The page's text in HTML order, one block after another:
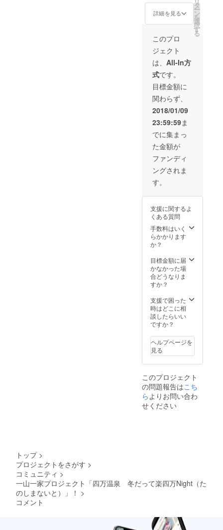
高級の
大吟醸
をお送
りいた
します
以下、
別途発
送 ■四
万温泉
季節の
贈り物
春（5
月）、
夏（8
月）、
秋（9
月）、
冬（12
月）発
送予定
■中之条
町のお
『花ゆ
り』
３０ｋ
ｇ ■特
上米味
噌 10
自由に
四万温
泉を視
察・試
食・試
飲・ア
クティ
ビ
ティー
体験・
温泉を
堪能。
地元民
との意
見交換
会や懇
親会を
企画し
ていま
す。
詳細を見る
タ
ー
ン
を
選
択
す
る
このプロ
ジェクト
は、 All-In方
式です。
目標金額に
関わらず、
2018/01/09
23:59:59ま
でに集まっ
た金額が
ファンディ
ングされま
す。
支援に関するよ
くある質問
手数料はいく
らかかります
か？
目標金額に届
かなかった場
合どうなりま
すか？
支援で困った
時はどこに相
談したらいい
ですか？
ヘルプページを
見る
このプロジェクト
の問題報告はこち
ら よりお問い合わ
せください
トップ >
プロジェクトをさがす >
コミュニティ >
一山一家プロジェクト「四万温泉 冬だって楽四万Night（た
のしまないと）」！ >
コメント